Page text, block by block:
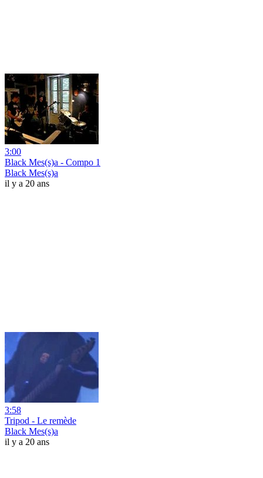
3:00
Black Mes(s)a - Compo 1
Black Mes(s)a
il y a 20 ans
3:58
Tripod - Le remède
Black Mes(s)a
il y a 20 ans